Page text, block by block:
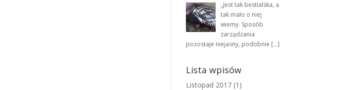
„Jest tak bestialska, a
tak mało o niej
wiemy. Sposób
zarządzania
pozostaje niejasny, podobnie […]
Lista wpisów
Listopad 2017 (1)